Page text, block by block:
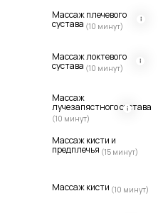
Массаж плечевого
сустава (10 минут)
Массаж локтевого
сустава (10 минут)
Массаж
лучезапястного сустава
(10 минут)
Массаж кисти и
предплечья (15 минут)
Массаж кисти (10 минут)